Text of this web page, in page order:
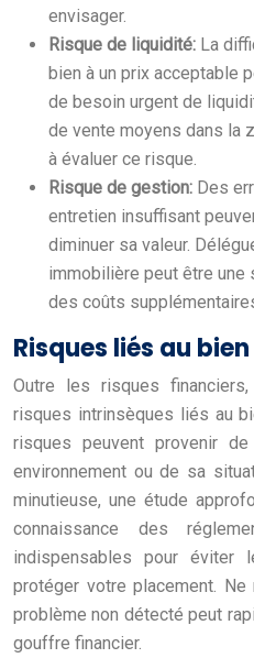
envisager.
Risque de liquidité: La
bien à un prix acceptable
de besoin urgent de
de vente moyens dans la
à évaluer ce risque.
Risque de gestion: Des
entretien insuffisant
diminuer sa valeur.
immobilière peut être une
des coûts
Risques liés au
Outre les risques
risques intrinsèques liés au
risques peuvent provenir
environnement ou de sa
minutieuse, une étude
connaissance des
indispensables pour éviter
protéger votre placement.
problème non détecté peut
gouffre financier.